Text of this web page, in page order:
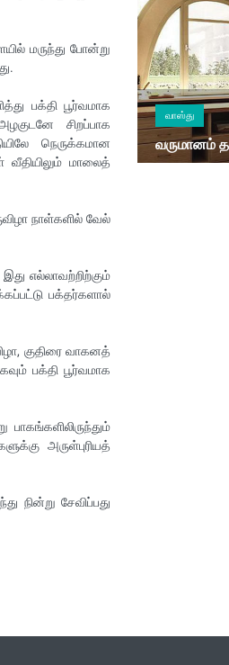
மருந்து போன்று
பக்தி பூர்வமாக
சிறப்பாக
நெருக்கமான
வீதியிலும் மாலைத்
நாள்களில் வேல்
எல்லாவற்றிற்கும்
பக்தர்களால்
குதிரை வாகனத்
பக்தி பூர்வமாக
பாகங்களிலிருந்தும்
அருள்புரியத்
நின்று சேவிப்பது
வாஸ்து
வருமானம்